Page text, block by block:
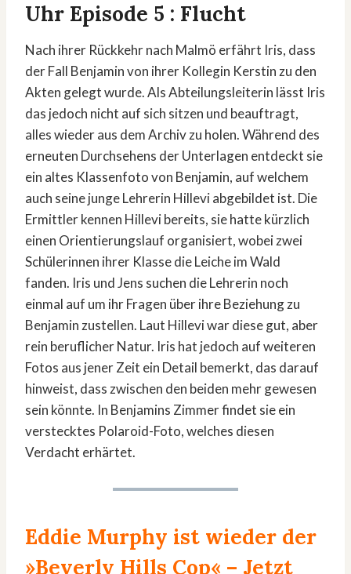
Uhr Episode 5 : Flucht
Nach ihrer Rückkehr nach Malmö erfährt Iris, dass
der Fall Benjamin von ihrer Kollegin Kerstin zu den
Akten gelegt wurde. Als Abteilungsleiterin lässt Iris
das jedoch nicht auf sich sitzen und beauftragt,
alles wieder aus dem Archiv zu holen. Während des
erneuten Durchsehens der Unterlagen entdeckt sie
ein altes Klassenfoto von Benjamin, auf welchem
auch seine junge Lehrerin Hillevi abgebildet ist. Die
Ermittler kennen Hillevi bereits, sie hatte kürzlich
einen Orientierungslauf organisiert, wobei zwei
Schülerinnen ihrer Klasse die Leiche im Wald
fanden. Iris und Jens suchen die Lehrerin noch
einmal auf um ihr Fragen über ihre Beziehung zu
Benjamin zustellen. Laut Hillevi war diese gut, aber
rein beruflicher Natur. Iris hat jedoch auf weiteren
Fotos aus jener Zeit ein Detail bemerkt, das darauf
hinweist, dass zwischen den beiden mehr gewesen
sein könnte. In Benjamins Zimmer findet sie ein
verstecktes Polaroid-Foto, welches diesen
Verdacht erhärtet.
Eddie Murphy ist wieder der
»Beverly Hills Cop« – Jetzt